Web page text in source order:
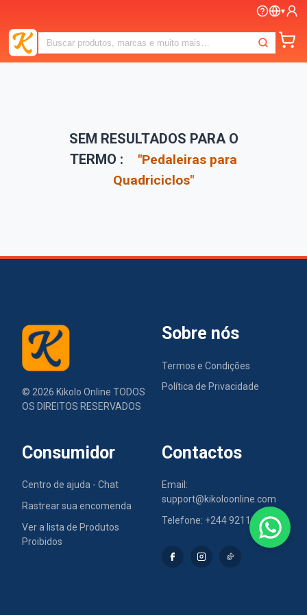
▾
SEM RESULTADOS PARA O
TERMO :
"Pedaleiras para
Quadriciclos"
© 2026 Kikolo Online TODOS
OS DIREITOS RESERVADOS
Sobre nós
Termos e Condições
Política de Privacidade
Consumidor
Centro de ajuda - Chat
Rastrear sua encomenda
Ver a lista de Produtos
Proibidos
Contactos
Email:
support@kikoloonline.com
Telefone: +244 921110079